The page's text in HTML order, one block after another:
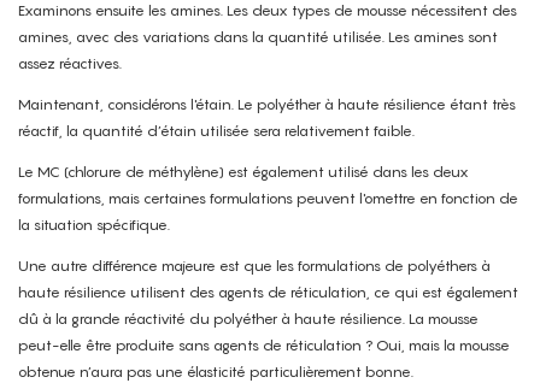
Examinons ensuite les amines. Les deux types de mousse nécessitent des
amines, avec des variations dans la quantité utilisée. Les amines sont
assez réactives.
Maintenant, considérons l'étain. Le polyéther à haute résilience étant très
réactif, la quantité d’étain utilisée sera relativement faible.
Le MC (chlorure de méthylène) est également utilisé dans les deux
formulations, mais certaines formulations peuvent l'omettre en fonction de
la situation spécifique.
Une autre différence majeure est que les formulations de polyéthers à
haute résilience utilisent des agents de réticulation, ce qui est également
dû à la grande réactivité du polyéther à haute résilience. La mousse
peut-elle être produite sans agents de réticulation ? Oui, mais la mousse
obtenue n’aura pas une élasticité particulièrement bonne.